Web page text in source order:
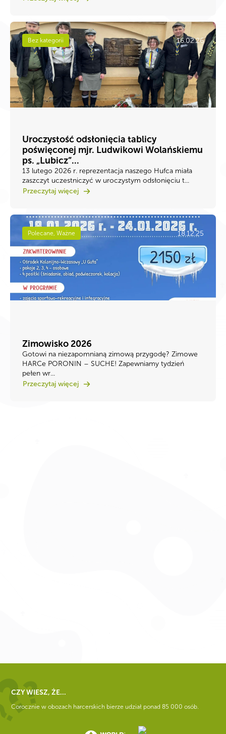
Bez kategorii 16.02.26
Uroczystość odsłonięcia tablicy
poświęconej mjr. Ludwikowi Wolańskiemu
ps. „Lubicz”...
13 lutego 2026 r. reprezentacja naszego Hufca miała
zaszczyt uczestniczyć w uroczystym odsłonięciu t...
Przeczytaj więcej
Polecane, Ważne 18.12.25
Zimowisko 2026
Gotowi na niezapomnianą zimową przygodę? ​Zimowe
HARCe PORONIN – SUCHE! ​Zapewniamy tydzień
pełen wr...
Przeczytaj więcej
CZY WIESZ, ŻE...
Corocznie w obozach harcerskich bierze udział ponad 85 000 osób.